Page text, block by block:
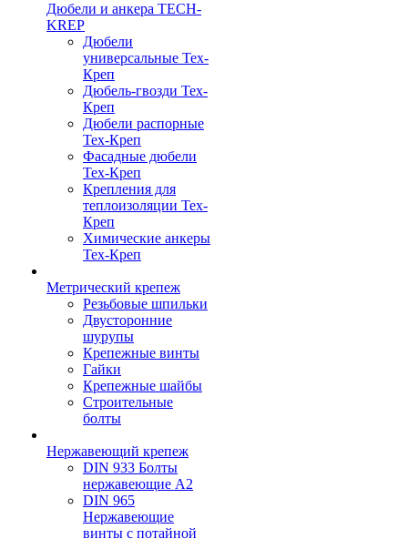
Дюбели и анкера TECH-
KREP
Дюбели
универсальные Тех-
Креп
Дюбель-гвозди Тех-
Креп
Дюбели распорные
Тех-Креп
Фасадные дюбели
Тех-Креп
Крепления для
теплоизоляции Тех-
Креп
Химические анкеры
Тех-Креп
Метрический крепеж
Резьбовые шпильки
Двусторонние
шурупы
Крепежные винты
Гайки
Крепежные шайбы
Строительные
болты
Нержавеющий крепеж
DIN 933 Болты
нержавеющие А2
DIN 965
Нержавеющие
винты с потайной